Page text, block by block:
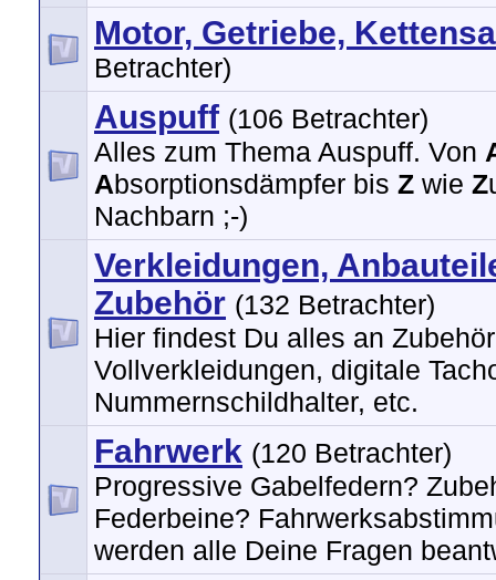
Motor, Getriebe,
Betrachter)
Auspuff (106 Betrachter)
Alles zum Thema Auspuff. Von
Absorptionsdämpfer bis Z wie Z
Nachbarn ;-)
Verkleidungen,
Zubehör (132 Betrachter)
Hier findest Du alles an
Vollverkleidungen, digitale
Nummernschildhalter, etc.
Fahrwerk (120 Betrachter)
Progressive Gabelfedern?
Federbeine?
werden alle Deine Fragen